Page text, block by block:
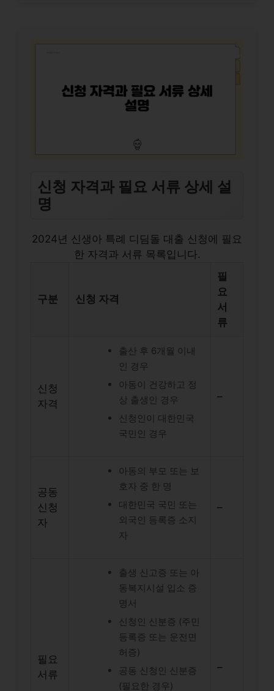
신청 자격과 필요 서류 상세 설
명
2024년 신생아 특례 디딤돌 대출 신청에 필요
한 자격과 서류 목록입니다.
구분 신청 자격
필
요
서
류
신청
자격
출산 후 6개월 이내
인 경우
아동이 건강하고 정
상 출생인 경우
신청인이 대한민국
국민인 경우
–
공동
신청
자
아동의 부모 또는 보
호자 중 한 명
대한민국 국민 또는
외국인 등록증 소지
자
–
필요
서류
출생 신고증 또는 아
동복지시설 입소 증
명서
신청인 신분증 (주민
등록증 또는 운전면
허증)
공동 신청인 신분증
(필요한 경우)
–